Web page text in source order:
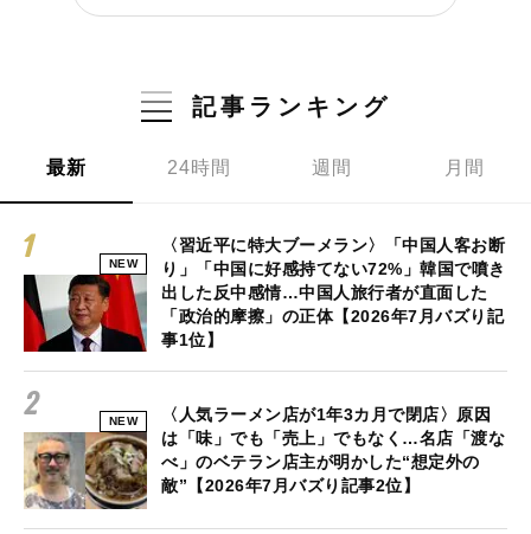
記事ランキング
最新 24時間 週間 月間
NEW
〈習近平に特大ブーメラン〉「中国人客お断
り」「中国に好感持てない72%」韓国で噴き
出した反中感情…中国人旅行者が直面した
「政治的摩擦」の正体【2026年7月バズり記
事1位】
NEW
〈人気ラーメン店が1年3カ月で閉店〉原因
は「味」でも「売上」でもなく…名店「渡な
べ」のベテラン店主が明かした“想定外の
敵”【2026年7月バズり記事2位】